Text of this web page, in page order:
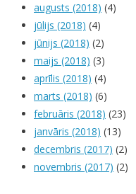
augusts (2018) (4)
jūlijs (2018) (4)
jūnijs (2018) (2)
maijs (2018) (3)
aprīlis (2018) (4)
marts (2018) (6)
februāris (2018) (23)
janvāris (2018) (13)
decembris (2017) (2)
novembris (2017) (2)